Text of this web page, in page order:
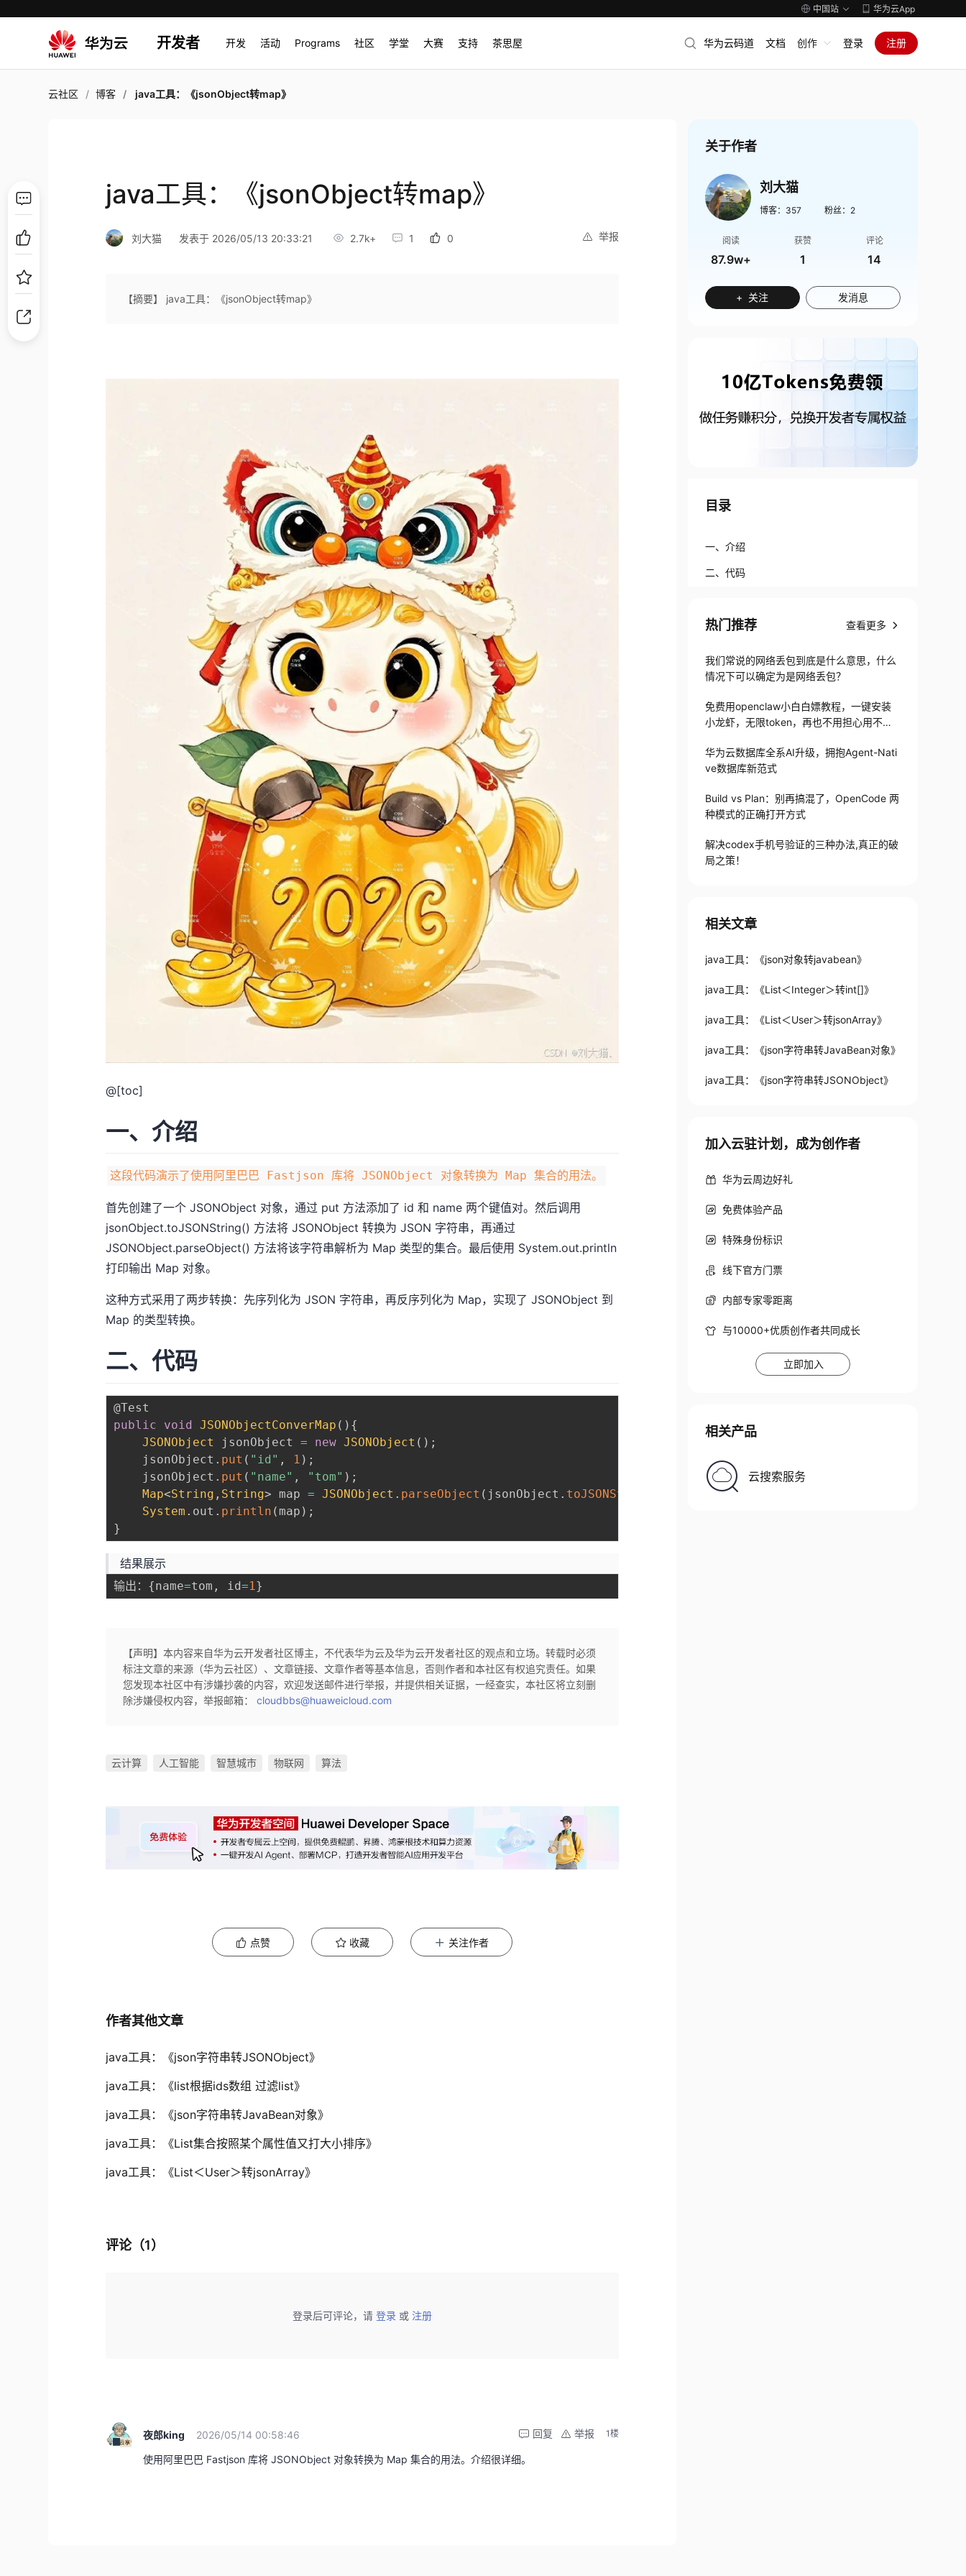
中国站 华为云App
开发者 开发 活动 Programs 社区 学堂 大赛 支持 茶思屋 华为云码道 文档 创作 登录 注册
云社区 博客 java工具：《jsonObject转map》
java工具：《jsonObject转map》
举报
刘大猫 发表于 2026/05/13 20:33:21 2.7k+ 1 0
【摘要】 java工具：《jsonObject转map》
@[toc]
一、介绍
这段代码演示了使用阿里巴巴 Fastjson 库将 JSONObject 对象转换为 Map 集合的用法。
首先创建了一个 JSONObject 对象，通过 put 方法添加了 id 和 name 两个键值对。然后调用
jsonObject.toJSONString() 方法将 JSONObject 转换为 JSON 字符串，再通过
JSONObject.parseObject() 方法将该字符串解析为 Map 类型的集合。最后使用 System.out.println
打印输出 Map 对象。
这种方式采用了两步转换：先序列化为 JSON 字符串，再反序列化为 Map，实现了 JSONObject 到
Map 的类型转换。
二、代码
@Test
public
void JSONObjectConverMap ( ) {
JSONObject
jsonObject = new JSONObject ( ) ;
    jsonObject
. put ( "id" , 1 ) ;
    jsonObject
. put ( "name" , "tom" ) ;
Map<String , String> map = JSONObject . parseObject ( jsonObject . toJSONString class
System . out . println ( map ) ;
}
结果展示
输出： {name=tom , id=1}
【声明】本内容来自华为云开发者社区博主，不代表华为云及华为云开发者社区的观点和立场。转载时必须
标注文章的来源（华为云社区）、文章链接、文章作者等基本信息，否则作者和本社区有权追究责任。如果
您发现本社区中有涉嫌抄袭的内容，欢迎发送邮件进行举报，并提供相关证据，一经查实，本社区将立刻删
除涉嫌侵权内容，举报邮箱：cloudbbs@huaweicloud.com
云计算 人工智能 智慧城市 物联网 算法
点赞 收藏 关注作者
作者其他文章
java工具：《json字符串转JSONObject》
java工具：《list根据ids数组 过滤list》
java工具：《json字符串转JavaBean对象》
java工具：《List集合按照某个属性值又打大小排序》
java工具：《List＜User＞转jsonArray》
评论（1）
登录后可评论，请 登录 或 注册
夜郎king 2026/05/14 00:58:46 1楼
举报
回复
使用阿里巴巴 Fastjson 库将 JSONObject 对象转换为 Map 集合的用法。介绍很详细。
关于作者
刘大猫
博客： 357 粉丝： 2
阅读
87.9w+
获赞
1
评论
14
+ 关注 发消息
目录
一、介绍
二、代码
热门推荐 查看更多
我们常说的网络丢包到底是什么意思，什么
情况下可以确定为是网络丢包？
免费用openclaw小白白嫖教程，一键安装
小龙虾，无限token，再也不用担心用不起
华为云数据库全系AI升级，拥抱Agent-Nati
ve数据库新范式
Build vs Plan：别再搞混了，OpenCode 两
种模式的正确打开方式
解决codex手机号验证的三种办法,真正的破
局之策！
相关文章
java工具：《json对象转javabean》
java工具：《List＜Integer＞转int[]》
java工具：《List＜User＞转jsonArray》
java工具：《json字符串转JavaBean对象》
java工具：《json字符串转JSONObject》
加入云驻计划，成为创作者
华为云周边好礼
免费体验产品
特殊身份标识
线下官方门票
内部专家零距离
与10000+优质创作者共同成长
立即加入
相关产品
云搜索服务